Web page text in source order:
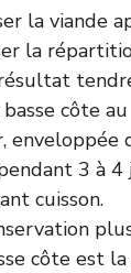
la viande
la
côte au
enveloppée
3 à 4
cuisson.
côte est